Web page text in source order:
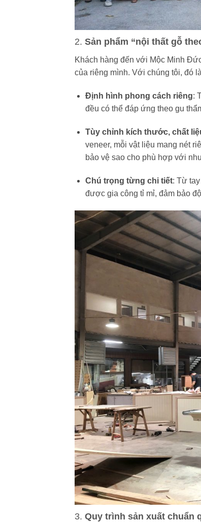
2. Sản phẩm “nội thất gỗ
Khách hàng đến với Mộc Minh
của riêng mình. Với chúng tôi, đó
Định hình phong cách riêng:
đều có thể đáp ứng theo gu
Tùy chỉnh kích thước, chất
veneer, mỗi vật liệu mang nét
bảo vệ sao cho phù hợp với
Chú trọng từng chi tiết: Từ
được gia công tỉ mỉ, đảm bảo
3. Quy trình sản xuất chuẩn